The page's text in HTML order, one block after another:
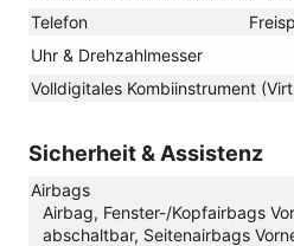
Telefon
Uhr & Drehzahlmesser
Volldigitales Kombiinstrument
Sicherheit & Assistenz
Airbags
Airbag, Fenster-/Kopfairbags
abschaltbar, Seitenairbags